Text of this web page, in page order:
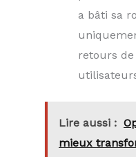
a bâti sa
retours
Lire aussi :
mieux